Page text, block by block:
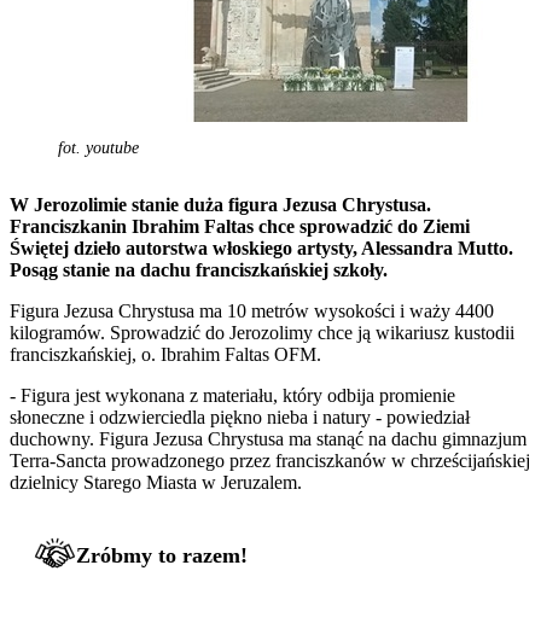
fot. youtube
W Jerozolimie stanie duża figura Jezusa Chrystusa.
Franciszkanin Ibrahim Faltas chce sprowadzić do Ziemi
Świętej dzieło autorstwa włoskiego artysty, Alessandra Mutto.
Posąg stanie na dachu franciszkańskiej szkoły.
Figura Jezusa Chrystusa ma 10 metrów wysokości i waży 4400
kilogramów. Sprowadzić do Jerozolimy chce ją wikariusz kustodii
franciszkańskiej, o. Ibrahim Faltas OFM.
- Figura jest wykonana z materiału, który odbija promienie
słoneczne i odzwierciedla piękno nieba i natury - powiedział
duchowny. Figura Jezusa Chrystusa ma stanąć na dachu gimnazjum
Terra-Sancta prowadzonego przez franciszkanów w chrześcijańskiej
dzielnicy Starego Miasta w Jeruzalem.
Zróbmy to razem!